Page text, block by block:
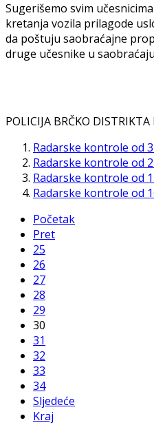
Sugerišemo svim
kretanja vozila prilagode
da poštuju saobraćajne
druge učesnike u
POLICIJA BRČKO DISTRIKTA
Radarske kontrole od
Radarske kontrole od
Radarske kontrole od
Radarske kontrole od
Početak
Pret
25
26
27
28
29
30
31
32
33
34
Sljedeće
Kraj